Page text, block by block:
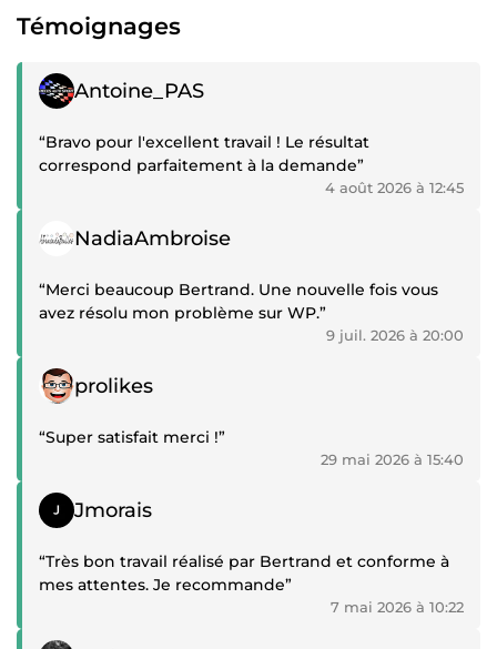
Témoignages
Témoignage positif
Antoine_PAS
“Bravo pour l'excellent travail ! Le résultat
correspond parfaitement à la demande”
4 août 2026 à 12:45
Témoignage positif
NadiaAmbroise
“Merci beaucoup Bertrand. Une nouvelle fois vous
avez résolu mon problème sur WP.”
9 juil. 2026 à 20:00
Témoignage positif
prolikes
“Super satisfait merci !”
29 mai 2026 à 15:40
Témoignage positif
Jmorais
“Très bon travail réalisé par Bertrand et conforme à
mes attentes. Je recommande”
7 mai 2026 à 10:22